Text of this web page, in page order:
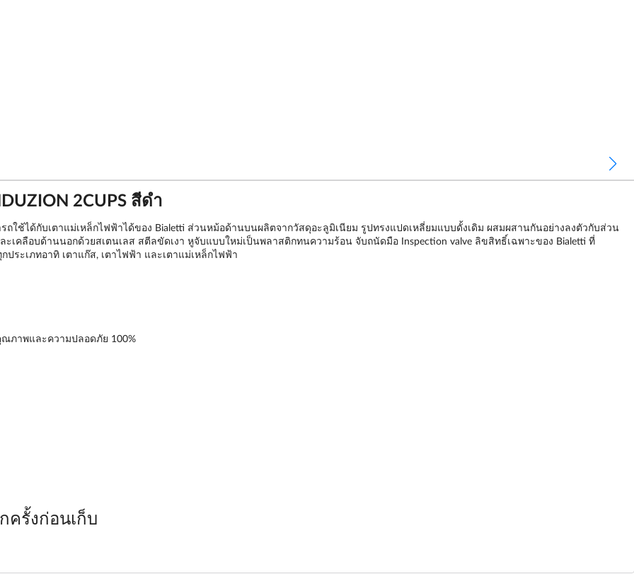
2CUPS สีดำ
ใช้ได้กับเตาแม่เหล็กไฟฟ้าได้ของ Bialetti ส่วนหม้อด้านบนผลิตจากวัสดุอะลูมิเนียม รูปทรงแปดเหลี่ยมแบบดั้งเดิม ผสมผสานกันอย่างลงตัวกับส่วน
คลือบด้านนอกด้วยสเตนเลส สตีลขัดเงา หูจับแบบใหม่เป็นพลาสติกทนความร้อน จับถนัดมือ Inspection valve ลิขสิทธิ์เฉพาะของ Bialetti ที่
ระเภทอาทิ เตาแก๊ส, เตาไฟฟ้า และเตาแม่เหล็กไฟฟ้า
ณภาพและความปลอดภัย 100%
ครั้งก่อนเก็บ